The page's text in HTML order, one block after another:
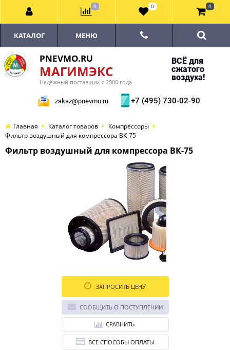
PNEVMO.RU
МАГИМЭКС
Надёжный поставщик с 2000 года
ВСЁ для
сжатого
воздуха!
zakaz@pnevmo.ru +7 (495) 730-02-90
КАТАЛОГ МЕНЮ
Главная Каталог товаров
Компрессоры
Фильтр воздушный для компрессора ВК-75
Фильтр воздушный для компрессора ВК-75
ЗАПРОСИТЬ ЦЕНУ
СООБЩИТЬ О ПОСТУПЛЕНИИ
СРАВНИТЬ
ВСЕ СПОСОБЫ ОПЛАТЫ
0 0 0